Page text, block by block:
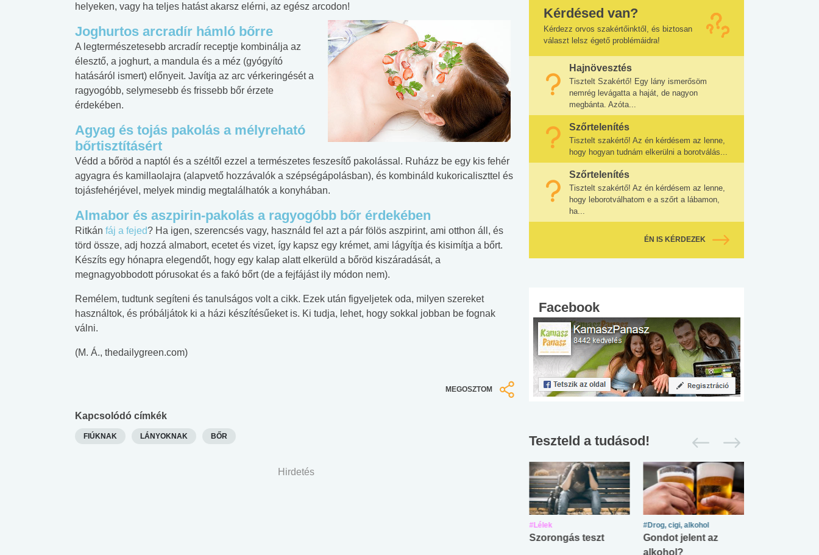
helyeken, vagy ha teljes hatást akarsz elérni, az egész arcodon!
Joghurtos arcradír hámló bőrre
A legtermészetesebb arcradír receptje kombinálja az
élesztő, a joghurt, a mandula és a méz (gyógyító
hatásáról ismert) előnyeit. Javítja az arc vérkeringését a
ragyogóbb, selymesebb és frissebb bőr érzete
érdekében.
Agyag és tojás pakolás a mélyreható
bőrtisztításért
Védd a bőröd a naptól és a széltől ezzel a természetes feszesítő pakolással. Ruházz be egy kis fehér
agyagra és kamillaolajra (alapvető hozzávalók a szépségápolásban), és kombináld kukoricaliszttel és
tojásfehérjével, melyek mindig megtalálhatók a konyhában.
Almabor és aszpirin-pakolás a ragyogóbb bőr érdekében
Ritkán fáj a fejed? Ha igen, szerencsés vagy, használd fel azt a pár fölös aszpirint, ami otthon áll, és
törd össze, adj hozzá almabort, ecetet és vizet, így kapsz egy krémet, ami lágyítja és kisimítja a bőrt.
Készíts egy hónapra elegendőt, hogy egy kalap alatt elkerüld a bőröd kiszáradását, a
megnagyobbodott pórusokat és a fakó bőrt (de a fejfájást ily módon nem).
Remélem, tudtunk segíteni és tanulságos volt a cikk. Ezek után figyeljetek oda, milyen szereket
használtok, és próbáljátok ki a házi készítésűeket is. Ki tudja, lehet, hogy sokkal jobban be fognak
válni.
(M. Á., thedailygreen.com)
MEGOSZTOM
Kapcsolódó címkék
FIÚKNAK LÁNYOKNAK BŐR
Hirdetés
Kérdésed van?
Kérdezz orvos szakértőinktől, és biztosan
választ lelsz égető problémáidra!
Hajnövesztés
Tisztelt Szakértő! Egy lány ismerősöm
nemrég levágatta a haját, de nagyon
megbánta. Azóta...
Szőrtelenítés
Tisztelt szakértő! Az én kérdésem az lenne,
hogy hogyan tudnám elkerülni a borotválás...
Szőrtelenítés
Tisztelt szakértő! Az én kérdésem az lenne,
hogy leborotválhatom e a szőrt a lábamon,
ha...
ÉN IS KÉRDEZEK
Facebook
Teszteld a tudásod!
#Lélek
Szorongás teszt
#Drog, cigi, alkohol
Gondot jelent az
alkohol?